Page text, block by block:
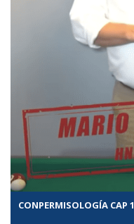
CONPERMISOLOGÍA CAP 1